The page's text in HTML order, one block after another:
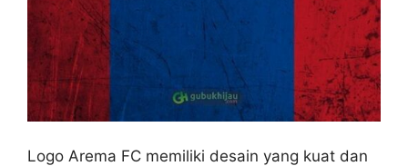
Logo Arema FC memiliki desain yang kuat dan